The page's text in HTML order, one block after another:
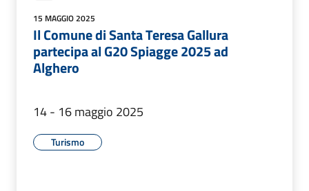
15 MAGGIO 2025
Il Comune di Santa Teresa Gallura
partecipa al G20 Spiagge 2025 ad
Alghero
14 - 16 maggio 2025
Turismo